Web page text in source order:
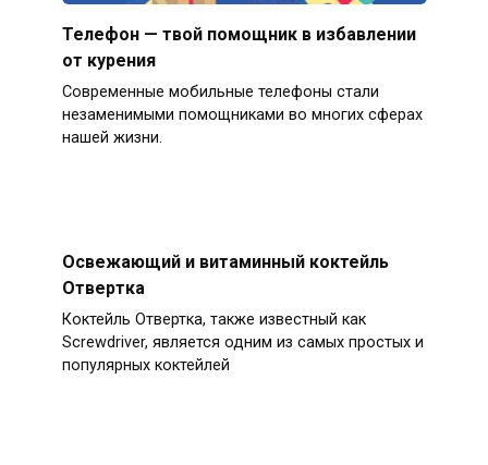
Телефон — твой помощник в избавлении
от курения
Современные мобильные телефоны стали
незаменимыми помощниками во многих сферах
нашей жизни.
Освежающий и витаминный коктейль
Отвертка
Коктейль Отвертка, также известный как
Screwdriver, является одним из самых простых и
популярных коктейлей